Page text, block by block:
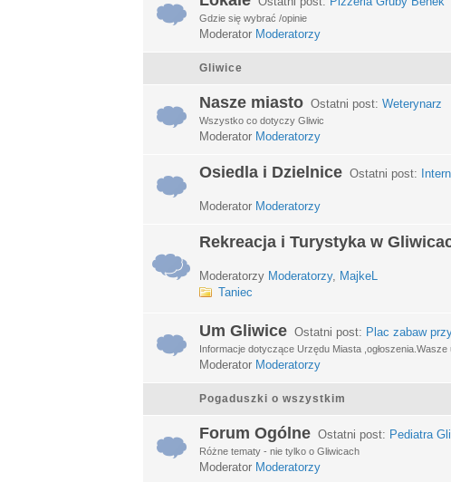
Gdzie się wybrać /opinie
Moderator Moderatorzy
Gliwice
Nasze miasto Ostatni post: Weterynarz
Wszystko co dotyczy Gliwic
Moderator Moderatorzy
Osiedla i Dzielnice Ostatni post:
Moderator Moderatorzy
Rekreacja i Turystyka w
Moderatorzy Moderatorzy, MajkeL
Taniec
Um Gliwice Ostatni post: Plac zabaw
Informacje dotyczące Urzędu Miasta ,ogłoszenia.Wasze
Moderator Moderatorzy
Pogaduszki o wszystkim
Forum Ogólne Ostatni post: Pediatra
Różne tematy - nie tylko o Gliwicach
Moderator Moderatorzy